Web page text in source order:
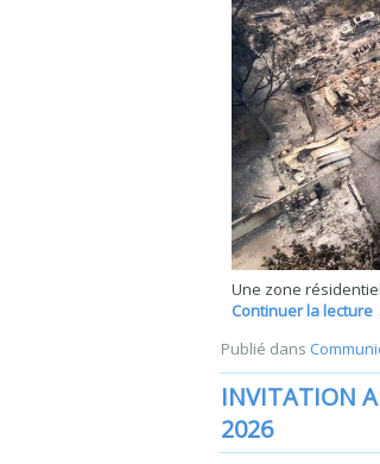
Une zone
Continuer la lecture
Publié dans
INVITATION
2026